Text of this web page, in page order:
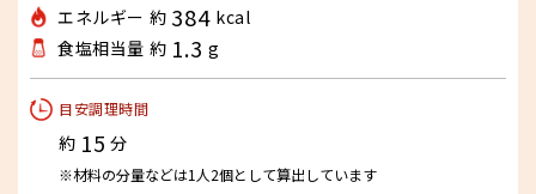
エネルギー 約 384 kcal
食塩相当量 約 1.3 g
目安調理時間
約 15 分
※材料の分量などは1人2個として算出しています